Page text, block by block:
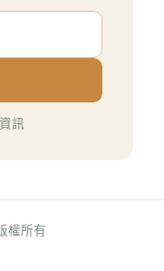
訊
權所有